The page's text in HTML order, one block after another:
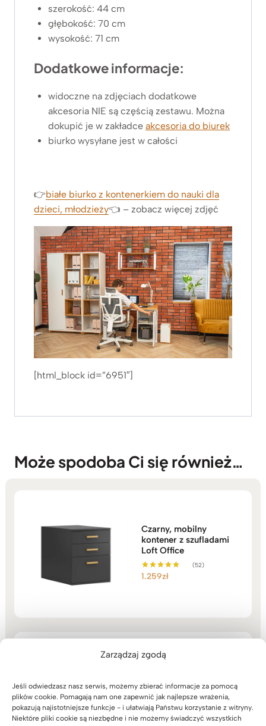
Zarządzaj zgodą
Jeśli odwiedzasz nasz serwis, możemy zbierać informacje za pomocą
plików cookie. Pomagają nam one zapewnić jak najlepsze wrażenia,
pokazują najistotniejsze funkcje - i ułatwiają Państwu korzystanie z witryny.
Niektóre pliki cookie są niezbędne i nie możemy świadczyć wszystkich
szerokość: 44 cm
głębokość: 70 cm
wysokość: 71 cm
Dodatkowe informacje:
widoczne na zdjęciach dodatkowe
akcesoria NIE są częścią zestawu. Można
dokupić je w zakładce akcesoria do biurek
biurko wysyłane jest w całości
👉białe biurko z kontenerkiem do nauki dla
dzieci, młodzieży👈 – zobacz więcej zdjęć
[html_block id=”6951″]
Może spodoba Ci się również…
Czarny, mobilny
kontener z szufladami
Loft Office
Oceniono
(52)
1.259zł
nowoczesny, loft.
Czarna. szer. 140cm
Oceniono
(17)
3.239zł